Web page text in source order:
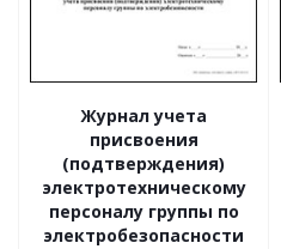
Журнал учета
присвоения
(подтверждения)
электротехническому
персоналу группы по
электробезопасности